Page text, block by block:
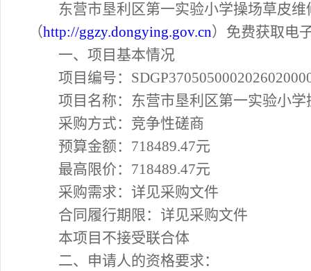
东营市垦利区第一实验小学操场草皮维
（http://ggzy.dongying.gov.cn）免费获取电
一、项目基本情况
项目编号：
项目名称： 东营市垦利区第一实验小
采购方式：竞争性磋商
预算金额： 718489.47元
最高限价： 718489.47元
采购需求：详见采购文件
合同履行期限：详见采购文件
本项目不接受联合体
二、申请人的资格要求：